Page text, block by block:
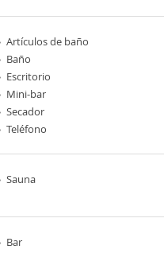
Artículos de baño
Baño
Escritorio
Mini-bar
Secador
Teléfono
Sauna
Bar